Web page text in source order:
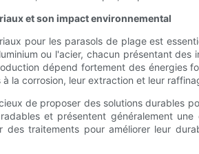
et son impact environnemental
pour les parasols de plage est
ou l'acier, chacun présentant
dépend fortement des énergies
à la corrosion, leur extraction et leur
de proposer des solutions durables
et présentent généralement
des traitements pour améliorer leur